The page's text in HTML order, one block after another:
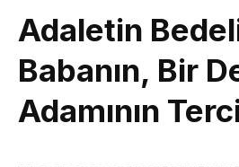
Adaletin
Babanın, Bir
Adamının